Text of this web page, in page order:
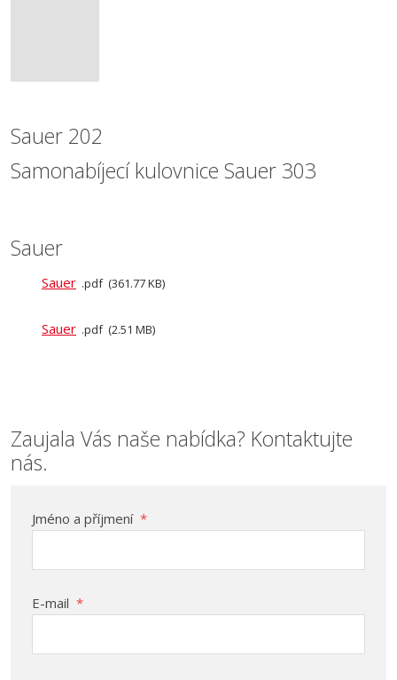
Sauer 202
Samonabíjecí kulovnice Sauer 303
Sauer
Sauer pdf 361.77 KB
Sauer pdf 2.51 MB
Zaujala Vás naše nabídka? Kontaktujte
nás.
Jméno a příjmení *
E-mail *